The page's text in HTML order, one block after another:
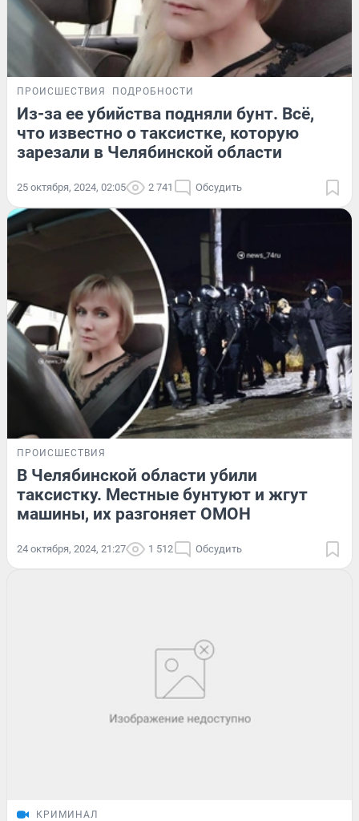
ПРОИСШЕСТВИЯ ПОДРОБНОСТИ
Из-за ее убийства подняли бунт. Всё,
что известно о таксистке, которую
зарезали в Челябинской области
25 октября, 2024, 02:05 2 741 Обсудить
ПРОИСШЕСТВИЯ
В Челябинской области убили
таксистку. Местные бунтуют и жгут
машины, их разгоняет ОМОН
24 октября, 2024, 21:27 1 512 Обсудить
КРИМИНАЛ